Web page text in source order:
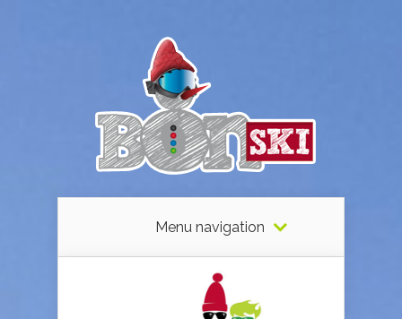
Menu navigation